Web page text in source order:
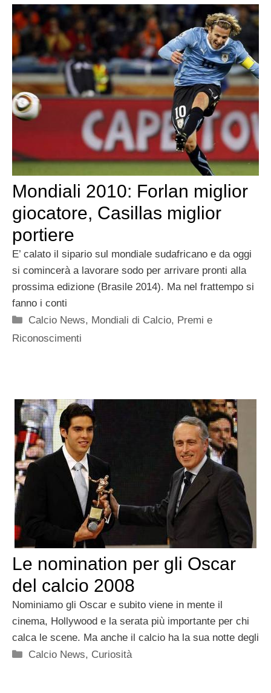
Mondiali 2010: Forlan miglior
giocatore, Casillas miglior
portiere
E’ calato il sipario sul mondiale sudafricano e da oggi
si comincerà a lavorare sodo per arrivare pronti alla
prossima edizione (Brasile 2014). Ma nel frattempo si
fanno i conti
Categorie
Calcio News, Mondiali di Calcio, Premi e
Riconoscimenti
Le nomination per gli Oscar
del calcio 2008
Nominiamo gli Oscar e subito viene in mente il
cinema, Hollywood e la serata più importante per chi
calca le scene. Ma anche il calcio ha la sua notte degli
Categorie
Calcio News, Curiosità